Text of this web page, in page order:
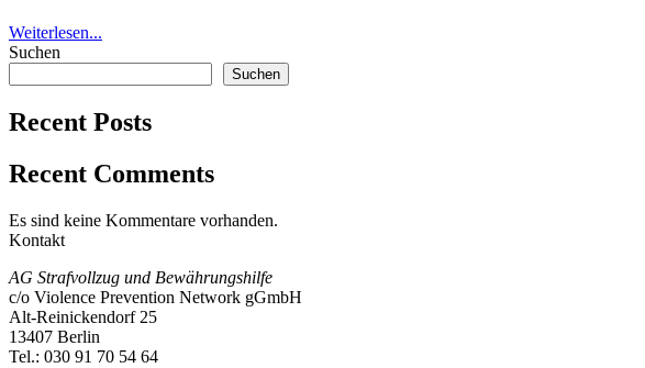
Weiterlesen...
Suchen
Suchen
Recent Posts
Recent Comments
Es sind keine Kommentare vorhanden.
Kontakt
AG Strafvollzug und Bewährungshilfe
c/o Violence Prevention Network gGmbH
Alt-Reinickendorf 25
13407 Berlin
Tel.: 030 91 70 54 64